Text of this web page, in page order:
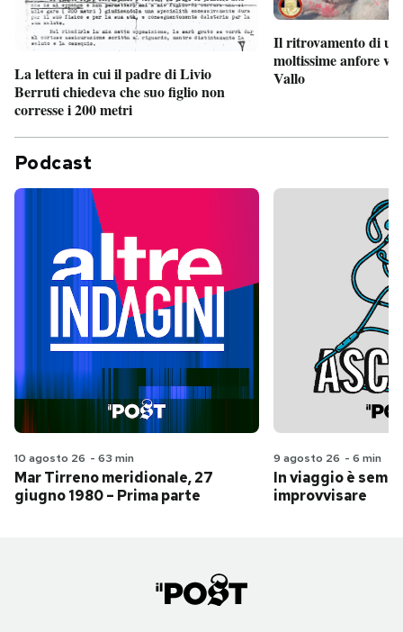
La lettera in cui il padre di Livio
Berruti chiedeva che suo figlio non
corresse i 200 metri
Il ritrovamento di
moltissime anfore
Vallo
Podcast
10 agosto 26 - 63 min
Mar Tirreno meridionale, 27
giugno 1980 – Prima parte
9 agosto 26 - 6 min
In viaggio è
improvvisare